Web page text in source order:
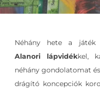
Néhány hete a játék
Alanori lápvidékkel,
néhány gondolatomat
drágító koncepciók